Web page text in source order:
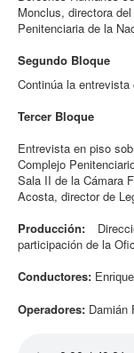
Monclus, directora
Penitenciaria de la
Segundo Bloque
Continúa la
Tercer Bloque
Entrevista en piso
Complejo
Sala II de la Cámara
Acosta, director de
Producción:
participación de la
Conductores:
Operadores: Damián